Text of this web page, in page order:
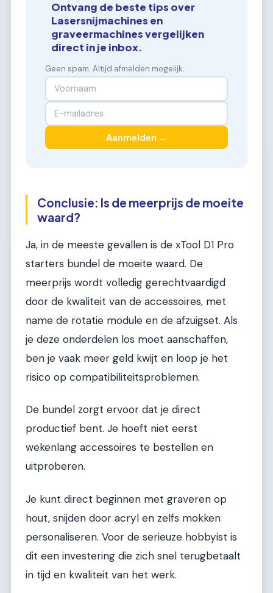
Ontvang de beste tips over
Lasersnijmachines en
graveermachines vergelijken
direct in je inbox.
Geen spam. Altijd afmelden mogelijk.
Aanmelden →
Conclusie: Is de meerprijs de moeite
waard?
Ja, in de meeste gevallen is de xTool D1 Pro
starters bundel de moeite waard. De
meerprijs wordt volledig gerechtvaardigd
door de kwaliteit van de accessoires, met
name de rotatie module en de afzuigset. Als
je deze onderdelen los moet aanschaffen,
ben je vaak meer geld kwijt en loop je het
risico op compatibiliteitsproblemen.
De bundel zorgt ervoor dat je direct
productief bent. Je hoeft niet eerst
wekenlang accessoires te bestellen en
uitproberen.
Je kunt direct beginnen met graveren op
hout, snijden door acryl en zelfs mokken
personaliseren. Voor de serieuze hobbyist is
dit een investering die zich snel terugbetaalt
in tijd en kwaliteit van het werk.